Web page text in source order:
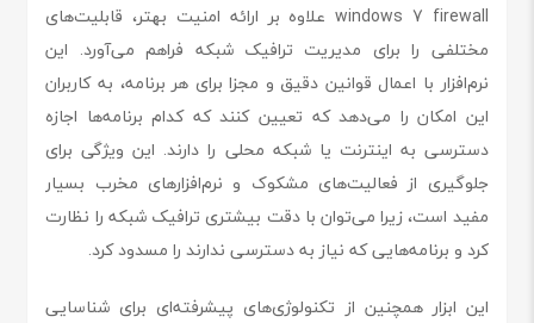
windows 7 firewall علاوه بر ارائه امنیت بهتر، قابلیت‌های
مختلفی را برای مدیریت ترافیک شبکه فراهم می‌آورد. این
نرم‌افزار با اعمال قوانین دقیق و مجزا برای هر برنامه، به کاربران
این امکان را می‌دهد که تعیین کنند که کدام برنامه‌ها اجازه
دسترسی به اینترنت یا شبکه محلی را دارند. این ویژگی برای
جلوگیری از فعالیت‌های مشکوک و نرم‌افزارهای مخرب بسیار
مفید است، زیرا می‌توان با دقت بیشتری ترافیک شبکه را نظارت
کرد و برنامه‌هایی که نیاز به دسترسی ندارند را مسدود کرد.
این ابزار همچنین از تکنولوژی‌های پیشرفته‌ای برای شناسایی